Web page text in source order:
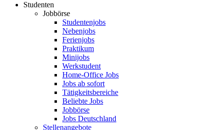
Studenten
Jobbörse
Studentenjobs
Nebenjobs
Ferienjobs
Praktikum
Minijobs
Werkstudent
Home-Office Jobs
Jobs ab sofort
Tätigkeitsbereiche
Beliebte Jobs
Jobbörse
Jobs Deutschland
Stellenangebote